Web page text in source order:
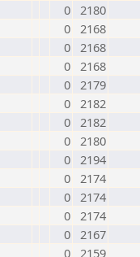
0 2180
0 2168
0 2168
0 2168
0 2179
0 2182
0 2182
0 2180
0 2194
0 2174
0 2174
0 2174
0 2167
0 2159